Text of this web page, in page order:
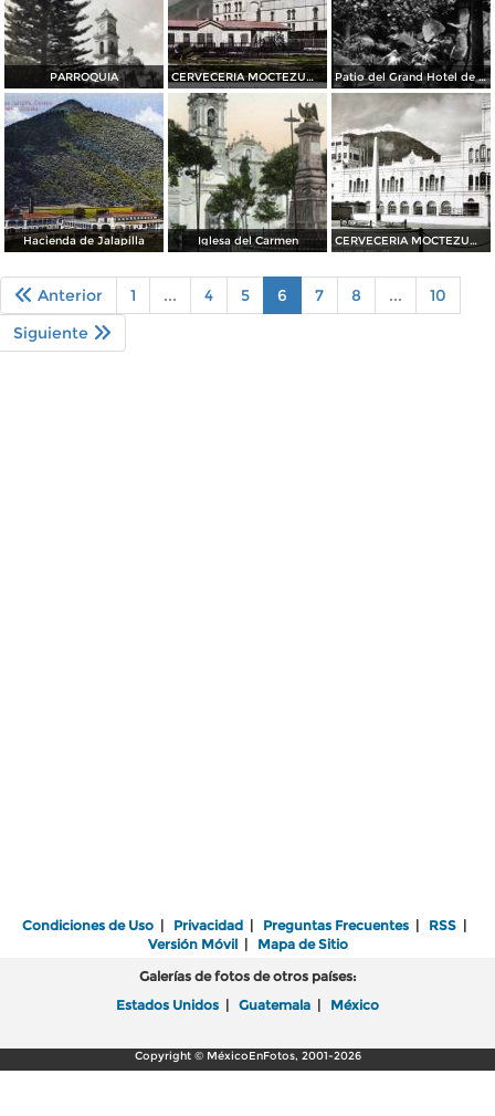
PARROQUIA CERVECERIA MOCTEZUMA Patio del Grand Hotel de France
Hacienda de Jalapilla Iglesa del Carmen CERVECERIA MOCTEZUMA
Anterior 1 ... 4 5 6 7 8 ...
10
Siguiente
Condiciones de Uso | Privacidad | Preguntas Frecuentes | RSS |
Versión Móvil| Mapa de Sitio
Galerías de fotos de otros países:
Estados Unidos | Guatemala | México
Copyright © MéxicoEnFotos, 2001-2026